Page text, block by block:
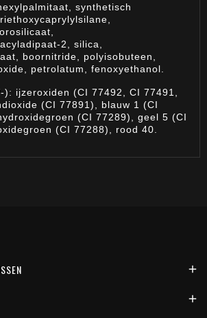
synthetisch
2, silica,
boornitride, polyisobuteen,
petrolatum, fenoxyethanol.
): ijzeroxiden (CI 77492, CI 77491,
(CI 77891), blauw 1 (CI
(CI 77289), geel 5 (CI
(CI 77288), rood 40.

